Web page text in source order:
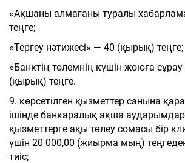
«Ақшаны алмағаны туралы
теңге;
«Тергеу нәтижесі» — 40 (қырық) теңге;
«Банктің төлемнің күшін жоюға
(қырық) теңге.
9. көрсетілген қызметтер санына
ішінде банкаралық ақша аударымдар
қызметтерге ақы төлеу сомасы бір
үшін 20 000,00 (жиырма мың)
тиіс;